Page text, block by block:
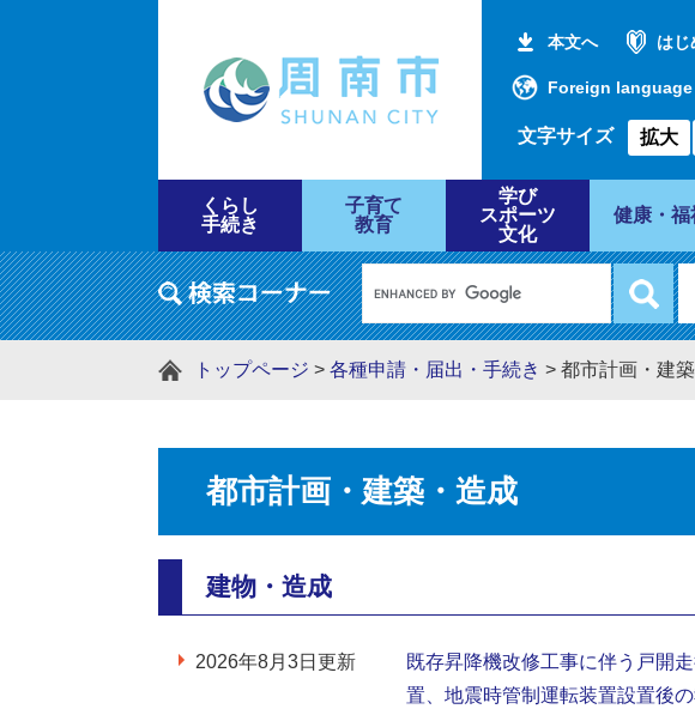
本文へ はじ
Foreign language
文字サイズ 拡大
くらし
手続き
子育て
教育
学び
スポーツ
文化
健康・福
トップページ > 各種申請・届出・手続き > 都市計画・建
都市計画・建築・造成
建物・造成
2026年8月3日更新
既存昇降機改修工事に伴う戸開
置、地震時管制運転装置設置後